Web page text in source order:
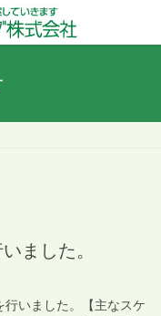
ました。
いました。【主なスケ